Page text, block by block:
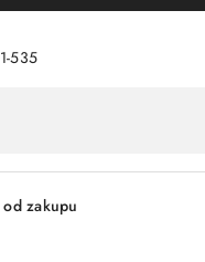
535
zakupu